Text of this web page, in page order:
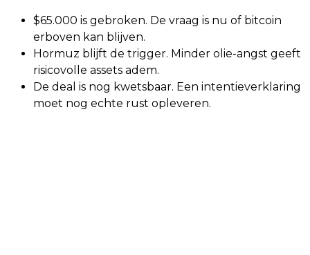
$65.000 is gebroken. De vraag is nu of bitcoin
erboven kan blijven.
Hormuz blijft de trigger. Minder olie-angst geeft
risicovolle assets adem.
De deal is nog kwetsbaar. Een intentieverklaring
moet nog echte rust opleveren.